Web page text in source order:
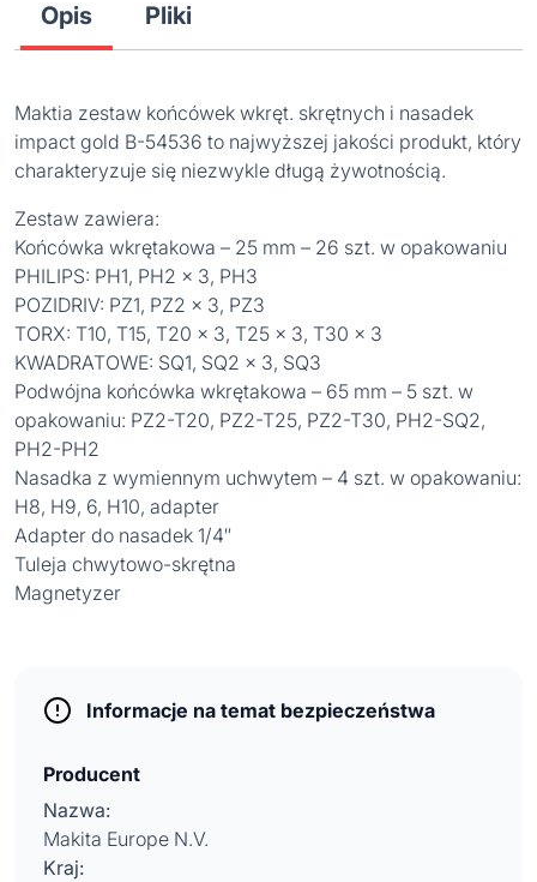
Opis Pliki
Maktia zestaw końcówek wkręt. skrętnych i nasadek
impact gold B-54536 to najwyższej jakości produkt, który
charakteryzuje się niezwykle długą żywotnością.
Zestaw zawiera:
Końcówka wkrętakowa – 25 mm – 26 szt. w opakowaniu
PHILIPS: PH1, PH2 x 3, PH3
POZIDRIV: PZ1, PZ2 x 3, PZ3
TORX: T10, T15, T20 x 3, T25 x 3, T30 x 3
KWADRATOWE: SQ1, SQ2 x 3, SQ3
Podwójna końcówka wkrętakowa – 65 mm – 5 szt. w
opakowaniu: PZ2-T20, PZ2-T25, PZ2-T30, PH2-SQ2,
PH2-PH2
Nasadka z wymiennym uchwytem – 4 szt. w opakowaniu:
H8, H9, 6, H10, adapter
Adapter do nasadek 1/4″
Tuleja chwytowo-skrętna
Magnetyzer
Informacje na temat bezpieczeństwa
Producent
Nazwa:
Makita Europe N.V.
Kraj: